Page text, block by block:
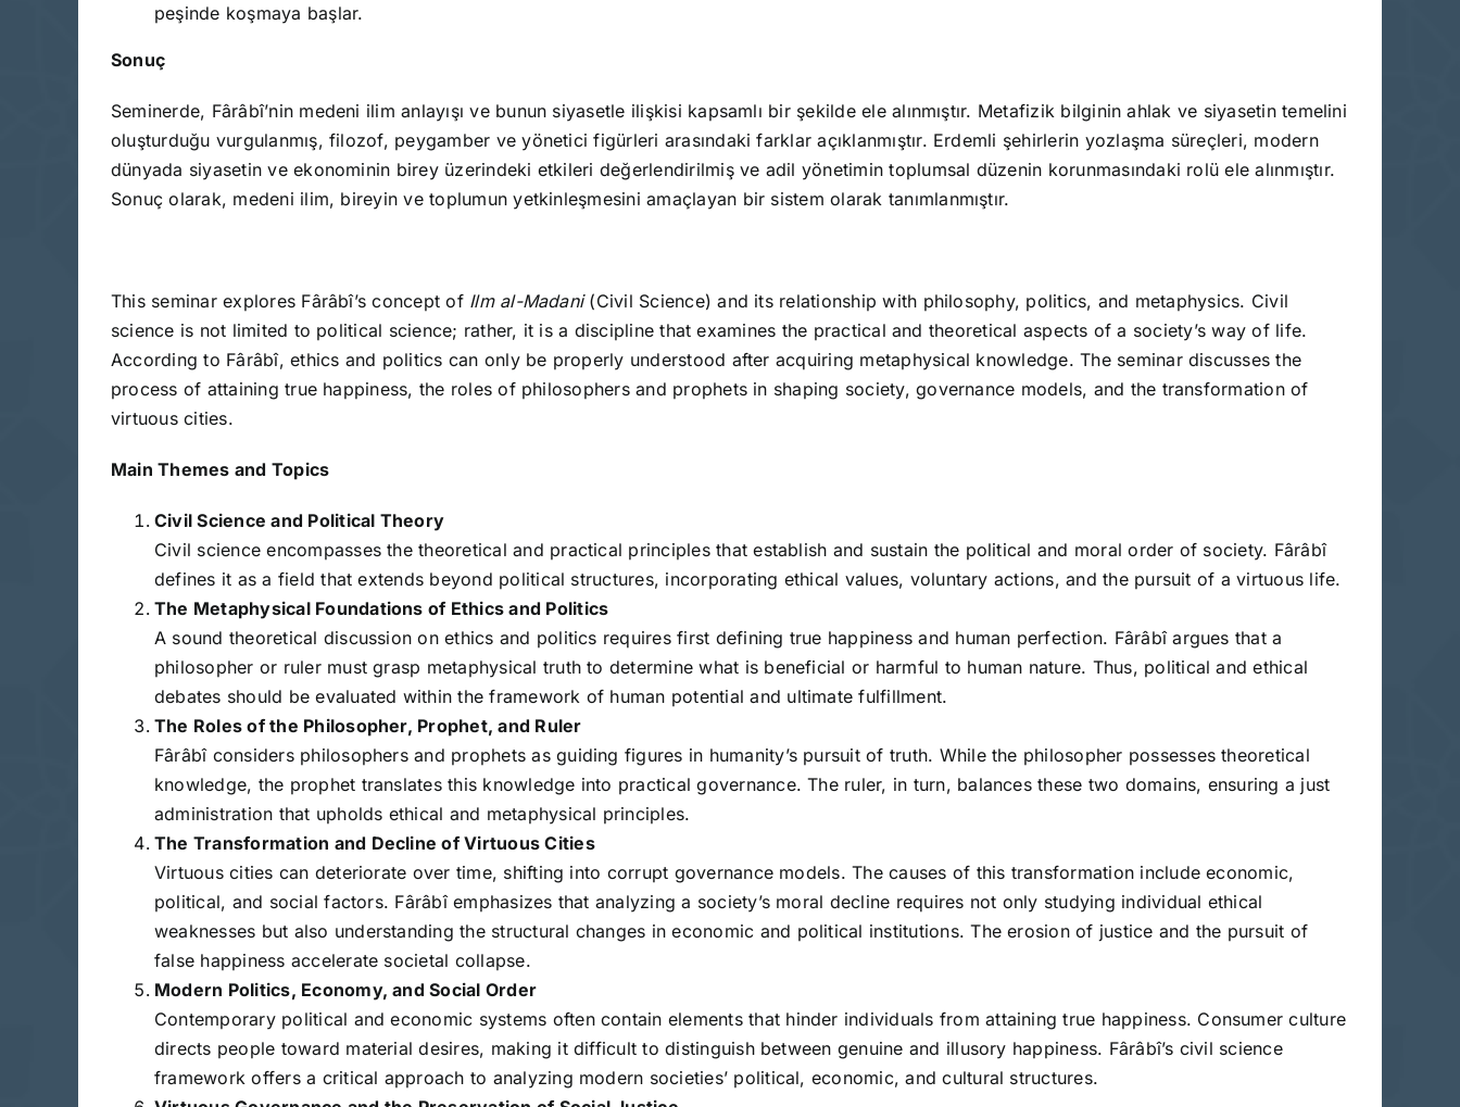
peşinde koşmaya başlar.
Sonuç
Seminerde, Fârâbî’nin medeni ilim anlayışı ve bunun siyasetle ilişkisi kapsamlı bir şekilde ele alınmıştır. Metafizik bilginin ahlak ve siyasetin temelini
oluşturduğu vurgulanmış, filozof, peygamber ve yönetici figürleri arasındaki farklar açıklanmıştır. Erdemli şehirlerin yozlaşma süreçleri, modern
dünyada siyasetin ve ekonominin birey üzerindeki etkileri değerlendirilmiş ve adil yönetimin toplumsal düzenin korunmasındaki rolü ele alınmıştır.
Sonuç olarak, medeni ilim, bireyin ve toplumun yetkinleşmesini amaçlayan bir sistem olarak tanımlanmıştır.
This seminar explores Fârâbî’s concept of Ilm al-Madani(Civil Science) and its relationship with philosophy, politics, and metaphysics. Civil
science is not limited to political science; rather, it is a discipline that examines the practical and theoretical aspects of a society’s way of life.
According to Fârâbî, ethics and politics can only be properly understood after acquiring metaphysical knowledge. The seminar discusses the
process of attaining true happiness, the roles of philosophers and prophets in shaping society, governance models, and the transformation of
virtuous cities.
Main Themes and Topics
Civil Science and Political Theory
Civil science encompasses the theoretical and practical principles that establish and sustain the political and moral order of society. Fârâbî
defines it as a field that extends beyond political structures, incorporating ethical values, voluntary actions, and the pursuit of a virtuous life.
The Metaphysical Foundations of Ethics and Politics
A sound theoretical discussion on ethics and politics requires first defining true happiness and human perfection. Fârâbî argues that a
philosopher or ruler must grasp metaphysical truth to determine what is beneficial or harmful to human nature. Thus, political and ethical
debates should be evaluated within the framework of human potential and ultimate fulfillment.
The Roles of the Philosopher, Prophet, and Ruler
Fârâbî considers philosophers and prophets as guiding figures in humanity’s pursuit of truth. While the philosopher possesses theoretical
knowledge, the prophet translates this knowledge into practical governance. The ruler, in turn, balances these two domains, ensuring a just
administration that upholds ethical and metaphysical principles.
The Transformation and Decline of Virtuous Cities
Virtuous cities can deteriorate over time, shifting into corrupt governance models. The causes of this transformation include economic,
political, and social factors. Fârâbî emphasizes that analyzing a society’s moral decline requires not only studying individual ethical
weaknesses but also understanding the structural changes in economic and political institutions. The erosion of justice and the pursuit of
false happiness accelerate societal collapse.
Modern Politics, Economy, and Social Order
Contemporary political and economic systems often contain elements that hinder individuals from attaining true happiness. Consumer culture
directs people toward material desires, making it difficult to distinguish between genuine and illusory happiness. Fârâbî’s civil science
framework offers a critical approach to analyzing modern societies’ political, economic, and cultural structures.